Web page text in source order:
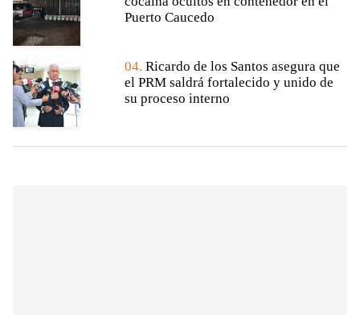
Puerto Caucedo
04. Ricardo de los Santos asegura que
el PRM saldrá fortalecido y unido de
su proceso interno